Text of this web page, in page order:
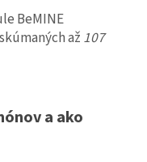
BeMINE
až 107
a ako